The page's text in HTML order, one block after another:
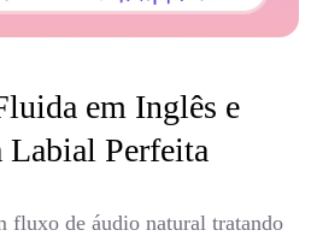
em Inglês e
Labial Perfeita
fluxo de áudio natural tratando